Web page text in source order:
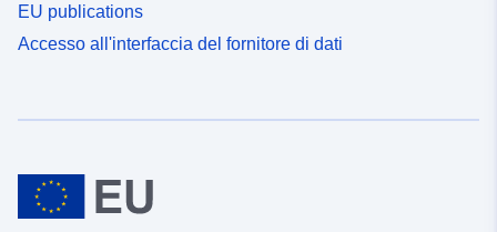
EU publications
Accesso all'interfaccia del fornitore di dati